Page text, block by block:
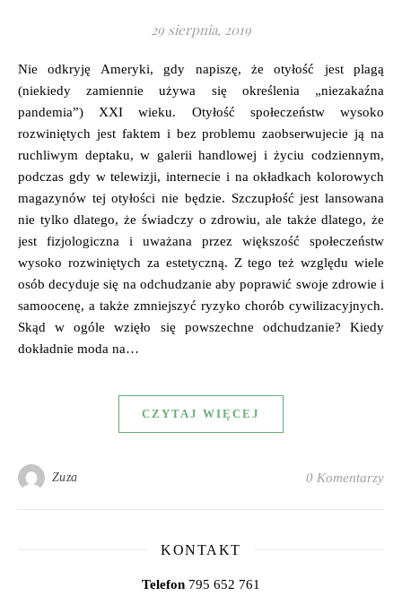
29 sierpnia, 2019
Nie odkryję Ameryki, gdy napiszę, że otyłość jest plagą
(niekiedy zamiennie używa się określenia „niezakaźna
pandemia”) XXI wieku. Otyłość społeczeństw wysoko
rozwiniętych jest faktem i bez problemu zaobserwujecie ją na
ruchliwym deptaku, w galerii handlowej i życiu codziennym,
podczas gdy w telewizji, internecie i na okładkach kolorowych
magazynów tej otyłości nie będzie. Szczupłość jest lansowana
nie tylko dlatego, że świadczy o zdrowiu, ale także dlatego, że
jest fizjologiczna i uważana przez większość społeczeństw
wysoko rozwiniętych za estetyczną. Z tego też względu wiele
osób decyduje się na odchudzanie aby poprawić swoje zdrowie i
samoocenę, a także zmniejszyć ryzyko chorób cywilizacyjnych.
Skąd w ogóle wzięło się powszechne odchudzanie? Kiedy
dokładnie moda na…
CZYTAJ WIĘCEJ
Zuza 0 Komentarzy
KONTAKT
Telefon 795 652 761